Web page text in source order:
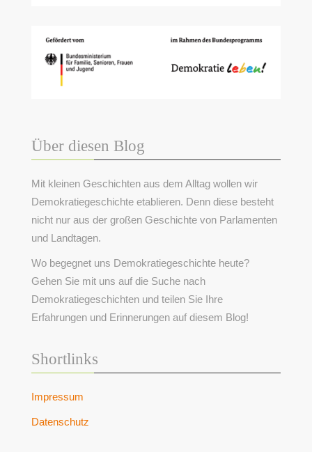
Über diesen Blog
Mit kleinen Geschichten aus dem Alltag wollen wir
Demokratiegeschichte etablieren. Denn diese besteht
nicht nur aus der großen Geschichte von Parlamenten
und Landtagen.
Wo begegnet uns Demokratiegeschichte heute?
Gehen Sie mit uns auf die Suche nach
Demokratiegeschichten und teilen Sie Ihre
Erfahrungen und Erinnerungen auf diesem Blog!
Shortlinks
Impressum
Datenschutz